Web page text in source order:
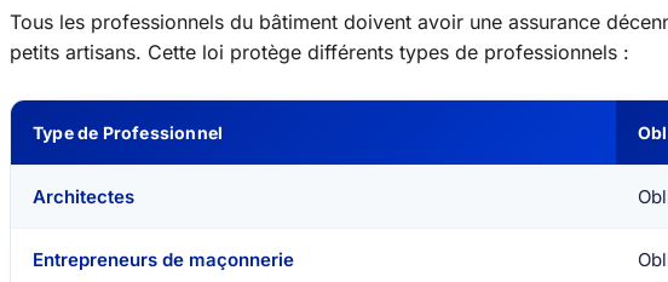
Tous les professionnels du bâtiment doivent avoir une assurance
petits artisans. Cette loi protège différents types de professionnels :
Type de Professionnel
Architectes
Entrepreneurs de maçonnerie